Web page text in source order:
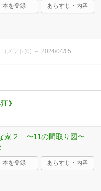
本を登録 あらすじ・内容
コメント(0) 2024/04/05
》
家２ 〜11の間取り図〜
本を登録 あらすじ・内容